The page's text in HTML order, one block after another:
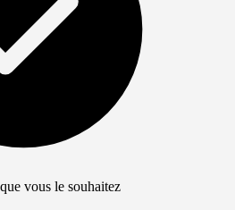
vous le souhaitez